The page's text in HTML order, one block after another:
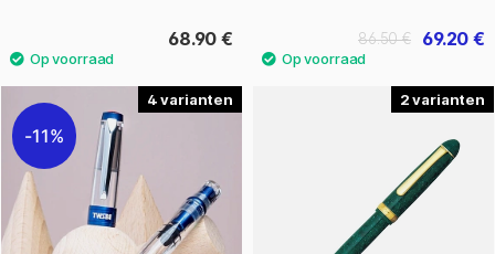
68.90 € 69.20 €
86.50 €
4
11%
2